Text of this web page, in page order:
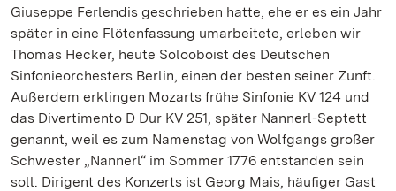
Giuseppe Ferlendis geschrieben hatte, ehe er es ein Jahr
später in eine Flötenfassung umarbeitete, erleben wir
Thomas Hecker, heute Solooboist des Deutschen
Sinfonieorchesters Berlin, einen der besten seiner Zunft.
Außerdem erklingen Mozarts frühe Sinfonie KV 124 und
das Divertimento D Dur KV 251, später Nannerl-Septett
genannt, weil es zum Namenstag von Wolfgangs großer
Schwester „Nannerl“ im Sommer 1776 entstanden sein
soll. Dirigent des Konzerts ist Georg Mais, häufiger Gast